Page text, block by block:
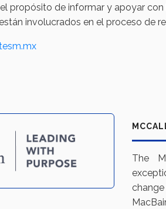
propósito de informar y apoyar
involucrados en el proceso de
The